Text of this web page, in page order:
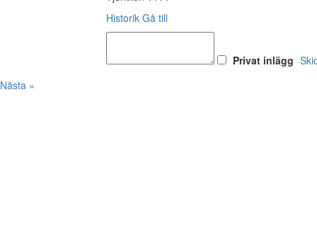
Historik Gå till
Privat inlägg
Nästa »